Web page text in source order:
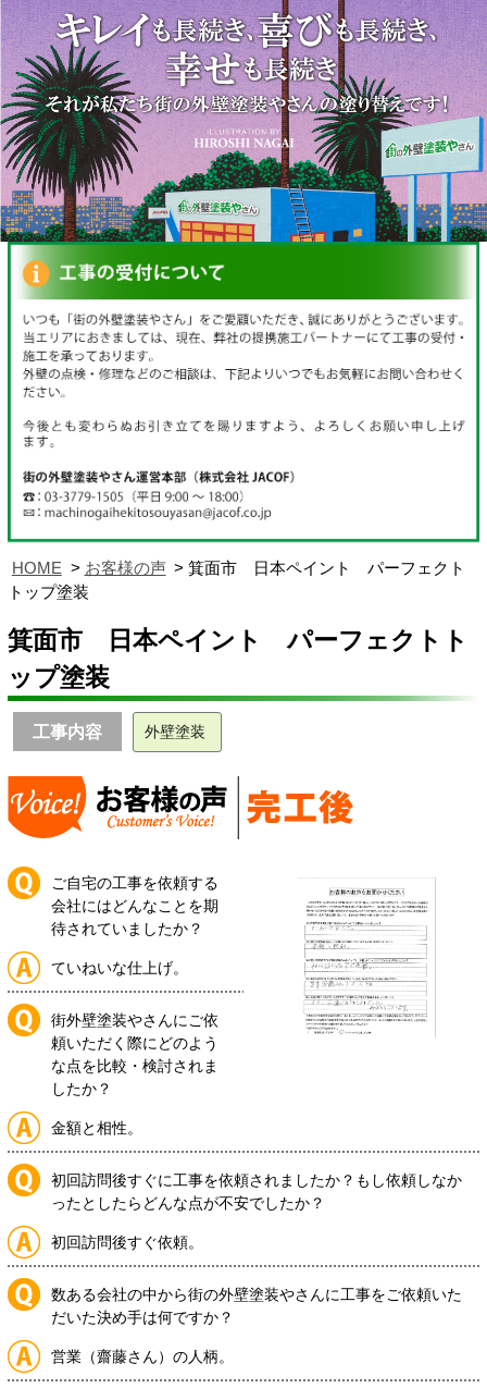
HOME お客様の声
箕面市 日本ペイント パーフェクト
トップ塗装
箕面市 日本ペイント パーフェクトト
ップ塗装
工事内容 外壁塗装
ご自宅の工事を依頼する
会社にはどんなことを期
待されていましたか？
ていねいな仕上げ。
街外壁塗装やさんにご依
頼いただく際にどのよう
な点を比較・検討されま
したか？
金額と相性。
初回訪問後すぐに工事を依頼されましたか？もし依頼しなか
ったとしたらどんな点が不安でしたか？
初回訪問後すぐ依頼。
数ある会社の中から街の外壁塗装やさんに工事をご依頼いた
だいた決め手は何ですか？
営業（齋藤さん）の人柄。